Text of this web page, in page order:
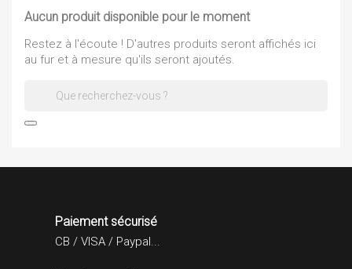
Aucun produit disponible pour le moment
Restez à l'écoute ! D'autres produits seront affichés ici
au fur et à mesure qu'ils seront ajoutés.
Paiement sécurisé
CB / VISA / Paypal...